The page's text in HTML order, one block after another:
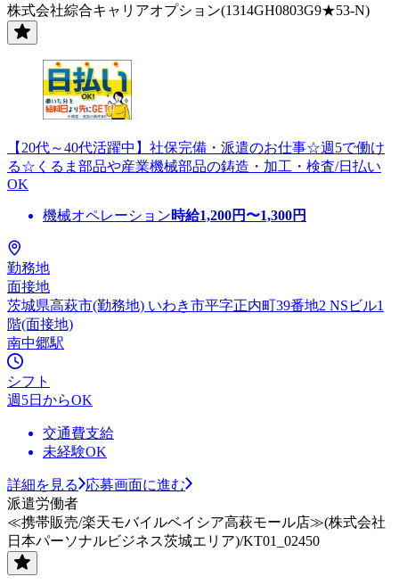
株式会社綜合キャリアオプション(1314GH0803G9★53-N)
【20代～40代活躍中】社保完備・派遣のお仕事☆週5で働け
る☆くるま部品や産業機械部品の鋳造・加工・検査/日払い
OK
機械オペレーション時給1,200円〜1,300円
勤務地
面接地
茨城県高萩市(勤務地) いわき市平字正内町39番地2 NSビル1
階(面接地)
南中郷駅
シフト
週5日からOK
交通費支給
未経験OK
詳細を見る
応募画面に進む
派遣労働者
≪携帯販売/楽天モバイルベイシア高萩モール店≫(株式会社
日本パーソナルビジネス茨城エリア)/KT01_02450